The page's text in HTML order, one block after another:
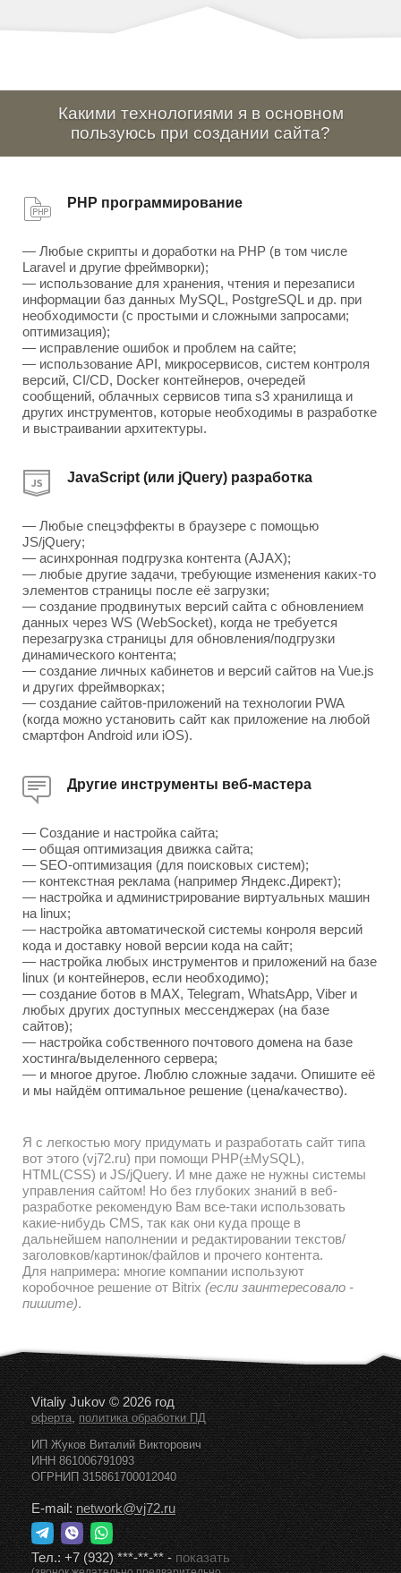
Какими технологиями я в основном
пользуюсь при создании сайта?
PHP программирование
— Любые скрипты и доработки на PHP (в том числе
Laravel и другие фреймворки);
— использование для хранения, чтения и перезаписи
информации баз данных MySQL, PostgreSQL и др. при
необходимости (с простыми и сложными запросами;
оптимизация);
— исправление ошибок и проблем на сайте;
— использование API, микросервисов, систем контроля
версий, CI/CD, Docker контейнеров, очередей
сообщений, облачных сервисов типа s3 хранилища и
других инструментов, которые необходимы в разработке
и выстраивании архитектуры.
JavaScript (или jQuery) разработка
— Любые спецэффекты в браузере с помощью
JS/jQuery;
— асинхронная подгрузка контента (AJAX);
— любые другие задачи, требующие изменения каких-то
элементов страницы после её загрузки;
— создание продвинутых версий сайта с обновлением
данных через WS (WebSocket), когда не требуется
перезагрузка страницы для обновления/подгрузки
динамического контента;
— создание личных кабинетов и версий сайтов на Vue.js
и других фреймворках;
— создание сайтов-приложений на технологии PWA
(когда можно установить сайт как приложение на любой
смартфон Android или iOS).
Другие инструменты веб-мастера
— Создание и настройка сайта;
— общая оптимизация движка сайта;
— SEO-оптимизация (для поисковых систем);
— контекстная реклама (например Яндекс.Директ);
— настройка и администрирование виртуальных машин
на linux;
— настройка автоматической системы конроля версий
кода и доставку новой версии кода на сайт;
— настройка любых инструментов и приложений на базе
linux (и контейнеров, если необходимо);
— создание ботов в MAX, Telegram, WhatsApp, Viber и
любых других доступных мессенджерах (на базе
сайтов);
— настройка собственного почтового домена на базе
хостинга/выделенного сервера;
— и многое другое. Люблю сложные задачи. Опишите её
и мы найдём оптимальное решение (цена/качество).
Я с легкостью могу придумать и разработать сайт типа
вот этого (vj72.ru) при помощи PHP(±MySQL),
HTML(CSS) и JS/jQuery. И мне даже не нужны системы
управления сайтом! Но без глубоких знаний в веб-
разработке рекомендую Вам все-таки использовать
какие-нибудь CMS, так как они куда проще в
дальнейшем наполнении и редактировании текстов/
заголовков/картинок/файлов и прочего контента.
Для напримера: многие компании используют
коробочное решение от Bitrix (если заинтересовало -
пишите).
Vitaliy Jukov © 2026 год
оферта,политика обработки ПД
ИП Жуков Виталий Викторович
ИНН 861006791093
ОГРНИП 315861700012040
E-mail:network@vj72.ru
Тел.:+7 (932) ***-**-**-показать